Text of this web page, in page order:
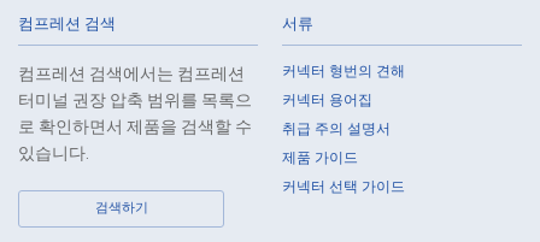
the extent reasonable and take steps to prevent recurrence, based on
the principle that the Customers, etc. shall be protected first.
10. The Company will continuously review and regularly evaluate the
management systems and measures to protect personal data, and
strive to improve the management systems and measures.
About the Handling of Personal Information
컴프레션 검색
컴프레션 검색에서는 컴프레션
터미널 권장 압축 범위를 목록으
로 확인하면서 제품을 검색할 수
있습니다.
검색하기
서류
커넥터 형번의 견해
커넥터 용어집
취급 주의 설명서
제품 가이드
커넥터 선택 가이드